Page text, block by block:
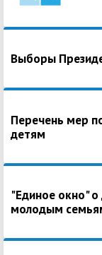
Выборы
Перечень мер
детям
"Единое окно"
молодым